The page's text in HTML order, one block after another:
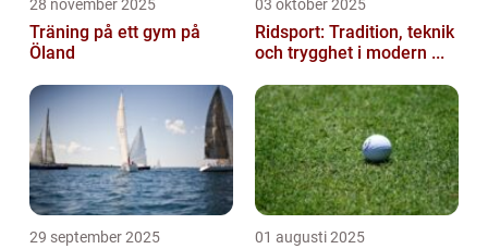
28 november 2025
Träning på ett gym på
Öland
03 oktober 2025
Ridsport: Tradition, teknik
och trygghet i modern ...
29 september 2025 01 augusti 2025